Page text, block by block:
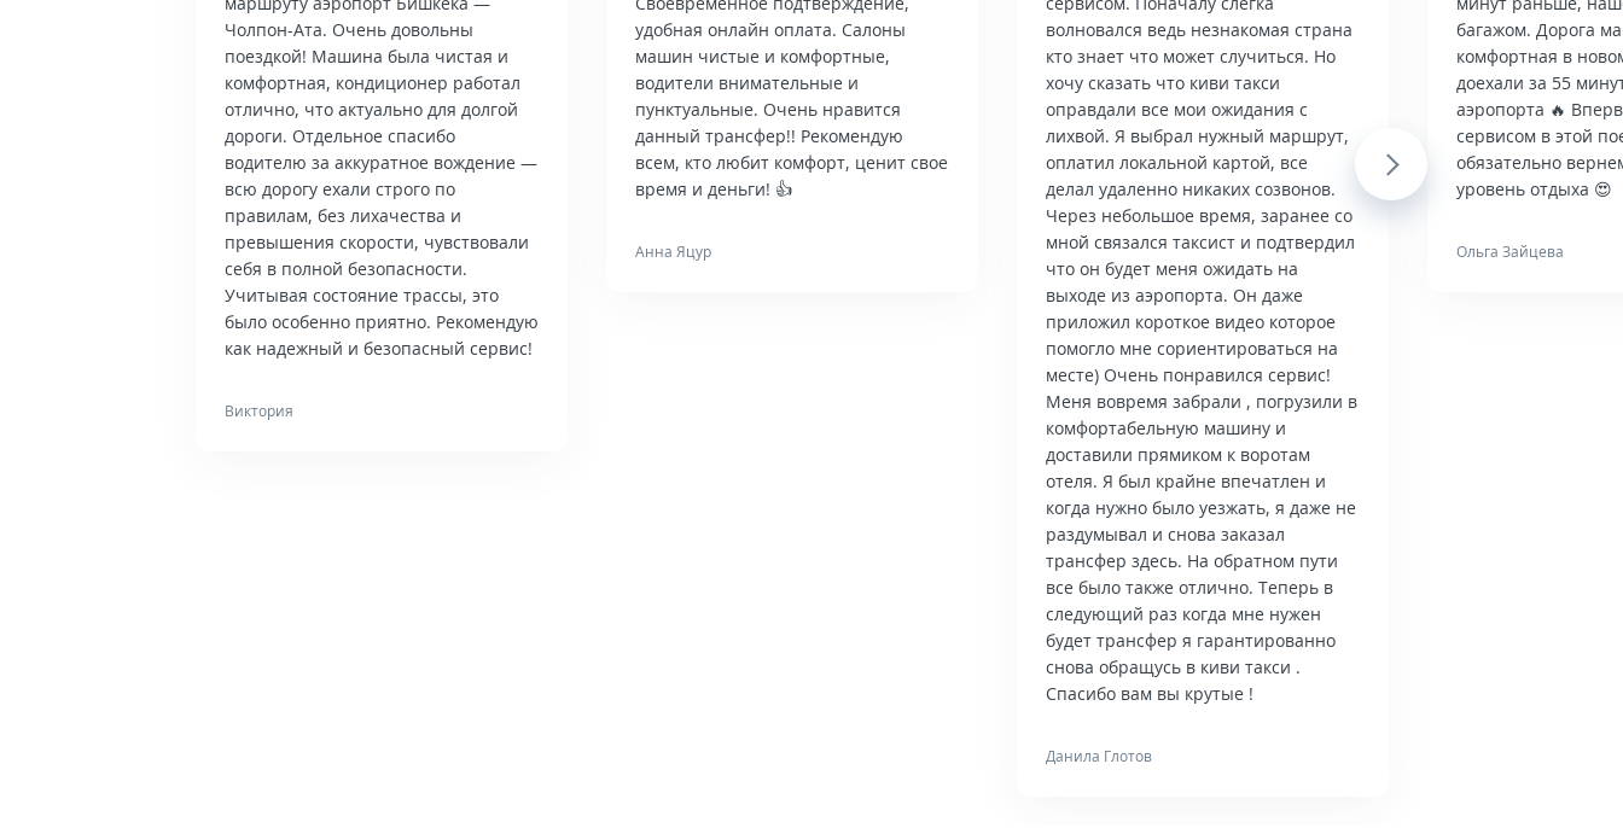
Чолпон-Ата. Очень довольны
поездкой! Машина была чистая и
комфортная, кондиционер работал
отлично, что актуально для долгой
дороги. Отдельное спасибо
водителю за аккуратное вождение —
всю дорогу ехали строго по
правилам, без лихачества и
превышения скорости, чувствовали
себя в полной безопасности.
Учитывая состояние трассы, это
было особенно приятно. Рекомендую
как надежный и безопасный сервис!
Виктория
удобная онлайн оплата. Салоны
машин чистые и комфортные,
водители внимательные и
пунктуальные. Очень нравится
данный трансфер!! Рекомендую
всем, кто любит комфорт, ценит свое
время и деньги! 👍
Анна Яцур
волновался ведь незнакомая страна
кто знает что может случиться. Но
хочу сказать что киви такси
оправдали все мои ожидания с
лихвой. Я выбрал нужный маршрут,
оплатил локальной картой, все
делал удаленно никаких созвонов.
Через небольшое время, заранее со
мной связался таксист и подтвердил
что он будет меня ожидать на
выходе из аэропорта. Он даже
приложил короткое видео которое
помогло мне сориентироваться на
месте) Очень понравился сервис!
Меня вовремя забрали , погрузили в
комфортабельную машину и
доставили прямиком к воротам
отеля. Я был крайне впечатлен и
когда нужно было уезжать, я даже не
раздумывал и снова заказал
трансфер здесь. На обратном пути
все было также отлично. Теперь в
следующий раз когда мне нужен
будет трансфер я гарантированно
снова обращусь в киви такси .
Спасибо вам вы крутые !
Данила Глотов
багажом. Дорога
комфортная в
доехали за 55
аэропорта 🔥
сервисом в этой
обязательно
уровень отдыха 😍
Ольга Зайцева
Next